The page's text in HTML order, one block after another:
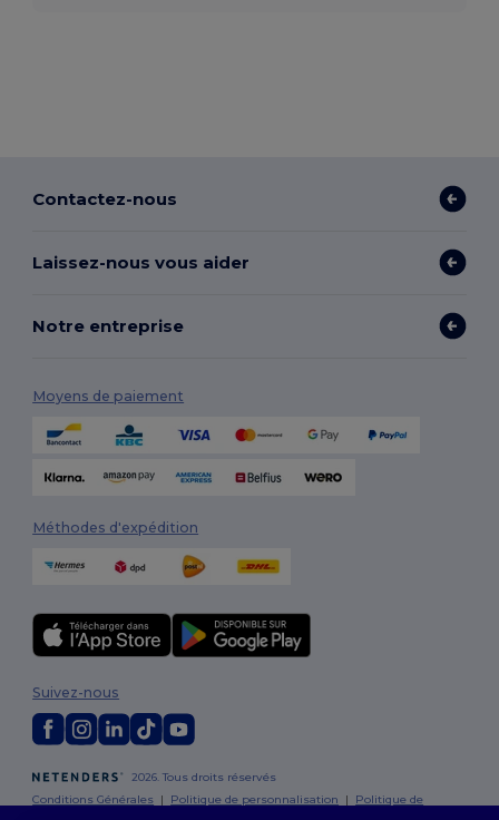
Contactez-nous
Laissez-nous vous aider
Notre entreprise
Moyens de paiement
Méthodes d'expédition
2026. Tous droits réservés
Conditions Générales | Politique de personnalisation | Politique de
Suivez-nous